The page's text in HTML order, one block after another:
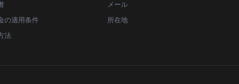
の適用条件
法
メール
所在地